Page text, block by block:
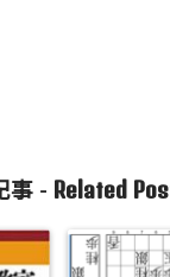
事 - Related